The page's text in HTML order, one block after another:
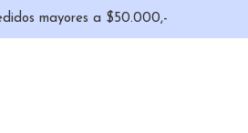
mayores a $50.000,-